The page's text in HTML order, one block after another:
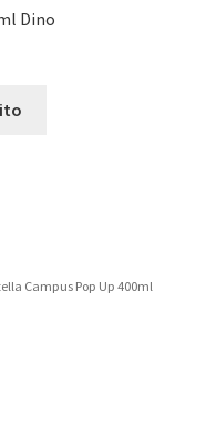
Dino
Campus Pop Up 400ml